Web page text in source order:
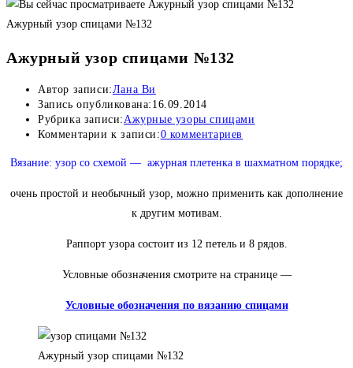
Ажурный узор спицами №132
Ажурный узор спицами №132
Автор записи:Лана Ви
Запись опубликована: 16.09.2014
Рубрика записи:Ажурные узоры спицами
Комментарии к записи:0 комментариев
Вязание: узор со схемой — ажурная плетенка в шахматном порядке;
очень простой и необычный узор, можно применить как дополнение
к другим мотивам.
Раппорт узора состоит из 12 петель и 8 рядов.
Условные обозначения смотрите на странице —
Условные обозначения по вязанию спицами
Ажурный узор спицами №132